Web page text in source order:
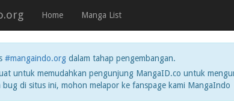
Home Manga List
#mangaindo.org dalam tahap pengembangan.
untuk memudahkan pengunjung MangaID.co untuk
bug di situs ini, mohon melapor ke fanspage kami MangaIndo